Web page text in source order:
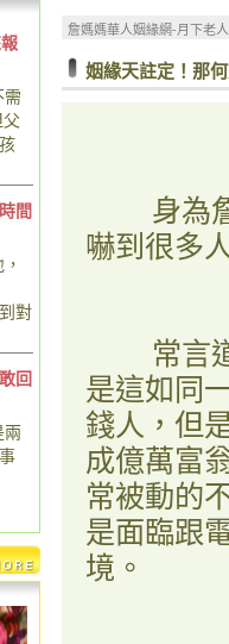
需
間
對
回
兩
詹媽媽華人姻緣網-月下老
姻緣天註定！那
身為詹
嚇到很多
常言道
是這如同
錢人，但
成億萬富
常被動的
是面臨跟
境。